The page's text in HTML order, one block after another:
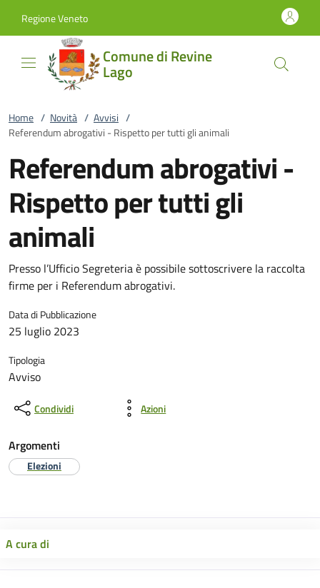
Regione Veneto
Comune di Revine
Lago
Home / Novità / Avvisi /
Referendum abrogativi - Rispetto per tutti gli animali
Referendum abrogativi -
Rispetto per tutti gli
animali
Presso l’Ufficio Segreteria è possibile sottoscrivere la raccolta
firme per i Referendum abrogativi.
Data di Pubblicazione
25 luglio 2023
Tipologia
Avviso
Condividi Azioni
Argomenti
Elezioni
A cura di